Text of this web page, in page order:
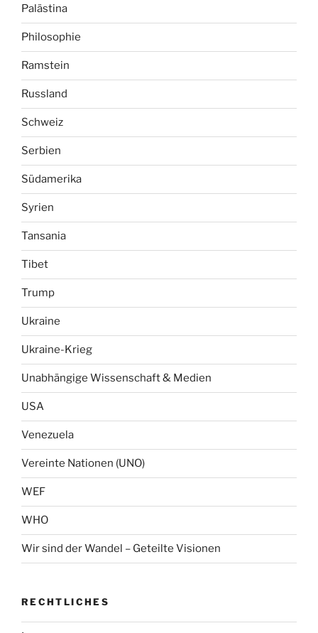
Palästina
Philosophie
Ramstein
Russland
Schweiz
Serbien
Südamerika
Syrien
Tansania
Tibet
Trump
Ukraine
Ukraine-Krieg
Unabhängige Wissenschaft & Medien
USA
Venezuela
Vereinte Nationen (UNO)
WEF
WHO
Wir sind der Wandel – Geteilte Visionen
RECHTLICHES